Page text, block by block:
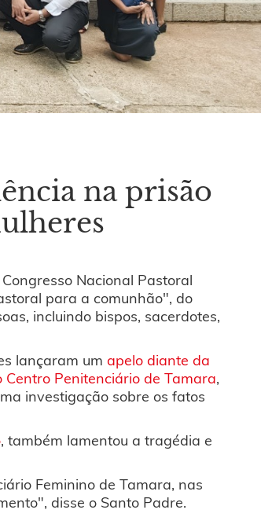
na prisão
Nacional Pastoral
para a comunhão", do
incluindo bispos, sacerdotes,
lançaram umapelo diante da
Penitenciário de Tamara,
investigação sobre os fatos
, também lamentou a tragédia e
Feminino de Tamara, nas
disse o Santo Padre.